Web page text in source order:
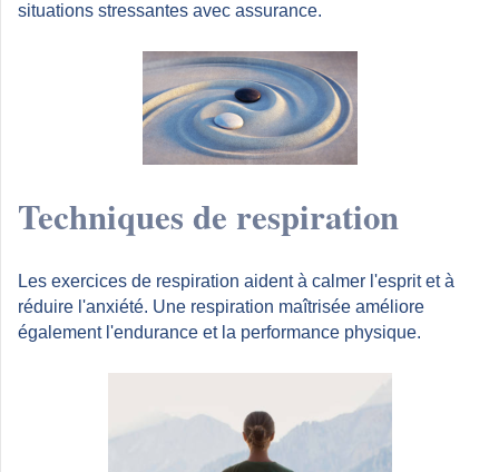
situations stressantes avec assurance.
Techniques de respiration
Les exercices de respiration aident à calmer l'esprit et à
réduire l'anxiété. Une respiration maîtrisée améliore
également l'endurance et la performance physique.